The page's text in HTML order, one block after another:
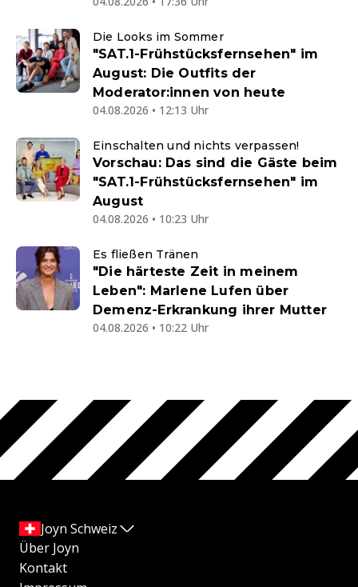
Die Looks im Sommer
"SAT.1-Frühstücksfernsehen" im
August: Die Outfits der
Moderator:innen von heute
04.08.2026 • 12:13 Uhr
Einschalten und nichts verpassen!
Vorschau: Das sind die Gäste beim
"SAT.1-Frühstücksfernsehen" im
August
04.08.2026 • 10:23 Uhr
Es fließen Tränen
"Die härteste Zeit in meinem
Leben": Marlene Lufen über
Demenz-Erkrankung ihrer Mutter
04.08.2026 • 10:22 Uhr
Joyn Schweiz
Über Joyn
Kontakt